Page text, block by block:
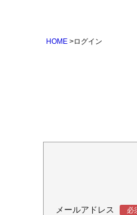
HOME ログイン
メールアドレス